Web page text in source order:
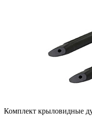
Комплект крыловидные